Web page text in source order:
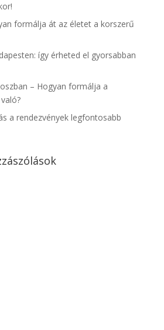
formálja át az életet a korszerű
így érheted el gyorsabban
– Hogyan formálja a
a rendezvények legfontosabb